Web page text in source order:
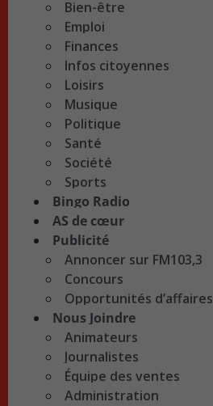
Bien-être
Emploi
Finances
Infos citoyennes
Loisirs
Musique
Politique
Santé
Société
Sports
Bingo Radio
AS de cœur
Publicité
Annoncer sur FM103,3
Concours
Opportunités d’affaires
Nous Joindre
Animateurs
Journalistes
Équipe des ventes
Administration